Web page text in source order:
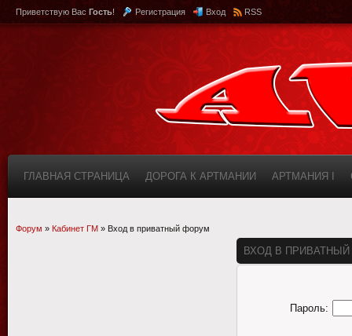
Приветствую Вас Гость! Регистрация Вход RSS
ГЛАВНАЯ СТРАНИЦА ДОРОГА К АРТМАНИИ АРТМАНИЯ I
Форум » Кабинет ГМ » Вход в приватный форум
ВХОД В
Пароль: